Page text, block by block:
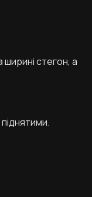
стегон, а